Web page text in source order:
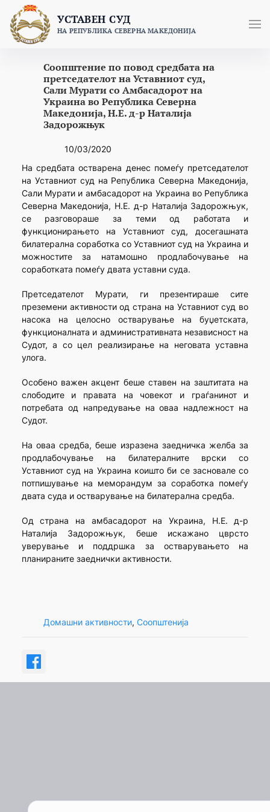
content
УСТАВЕН СУД
НА РЕПУБЛИКА СЕВЕРНА МАКЕДОНИЈА
Соопштение по повод средбата на
претседателот на Уставниот суд,
Сали Мурати со Амбасадорот на
Украина во Република Северна
Македонија, Н.Е. д-р Наталија
Задорожњук
10/03/2020
На средбата остварена денес помеѓу претседателот
на Уставниот суд на Република Северна Македонија,
Сали Мурати и амбасадорот на Украина во Република
Северна Македонија, Н.Е. д-р Наталија Задорожњук,
се разговораше за теми од работата и
функционирањето на Уставниот суд, досегашната
билатерална соработка со Уставниот суд на Украина и
можностите за натамошно продлабочување на
соработката помеѓу двата уставни суда.
Претседателот Мурати, ги презентираше сите
преземени активности од страна на Уставниот суд во
насока на целосно остварување на буџетската,
функционалната и административната независност на
Судот, а со цел реализирање на неговата уставна
улога.
Особено важен акцент беше ставен на заштитата на
слободите и правата на човекот и граѓанинот и
потребата од напредување на оваа надлежност на
Судот.
На оваа средба, беше изразена заедничка желба за
продлабочување на билатералните врски со
Уставниот суд на Украина коишто би се засновале со
потпишување на меморандум за соработка помеѓу
двата суда и остварување на билатерална средба.
Од страна на амбасадорот на Украина, Н.Е. д-р
Наталија Задорожњук, беше искажано цврсто
уверување и поддршка за остварувањето на
планираните заеднички активности.
Домашни активности, Соопштенија